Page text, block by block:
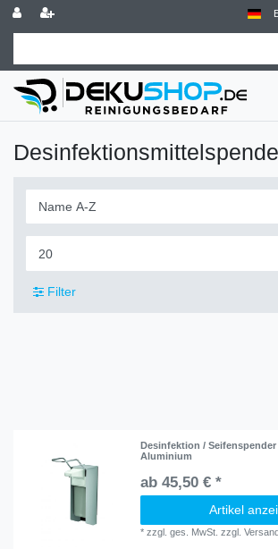
Filter
Desinfektion / Seifenspender
Aluminium
ab 45,50 € *
Artikel
*zzgl. ges. MwSt. zzgl.